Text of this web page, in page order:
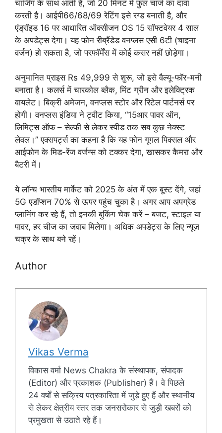
चार्जिंग के साथ आती है, जो 20 मिनट में फुल चार्ज का दावा
करती है। आईपी66/68/69 रेटिंग इसे रग्ड बनाती है, और
एंड्रॉइड 16 पर आधारित ऑक्सीजन OS 15 सॉफ्टवेयर 4 साल
के अपडेट्स देगा। यह फोन रीब्रैंडेड वनप्लस एसी 6टी (चाइना
वर्जन) हो सकता है, जो परफॉर्मेंस में कोई कसर नहीं छोड़ेगा।
अनुमानित प्राइस Rs 49,999 से शुरू, जो इसे वैल्यू-फॉर-मनी
बनाता है। कलर्स में चारकोल ब्लैक, मिंट ग्रीन और इलेक्ट्रिक
वायलेट। बिक्री अमेजन, वनप्लस स्टोर और रिटेल पार्टनर्स पर
होगी। वनप्लस इंडिया ने ट्वीट किया, “15आर पावर ऑन,
लिमिट्स ऑफ – सेल्फी से लेकर स्पीड तक सब कुछ नेक्स्ट
लेवल।” एक्सपर्ट्स का कहना है कि यह फोन गूगल पिक्सल और
आईफोन के मिड-रेंज वर्जन्स को टक्कर देगा, खासकर कैमरा और
बैटरी में।
ये लॉन्च भारतीय मार्केट को 2025 के अंत में एक बूस्ट देंगे, जहां
5G एडॉप्शन 70% से ऊपर पहुंच चुका है। अगर आप अपग्रेड
प्लानिंग कर रहे हैं, तो इनकी बुकिंग चेक करें – बजट, स्टाइल या
पावर, हर चीज का जवाब मिलेगा। अधिक अपडेट्स के लिए न्यूज़
चक्र के साथ बने रहें।
Author
Vikas Verma
विकास वर्मा News Chakra के संस्थापक, संपादक
(Editor) और प्रकाशक (Publisher) हैं। वे पिछले
24 वर्षों से सक्रिय पत्रकारिता में जुड़े हुए हैं और स्थानीय
से लेकर क्षेत्रीय स्तर तक जनसरोकार से जुड़ी खबरों को
प्रमुखता से उठाते रहे हैं।